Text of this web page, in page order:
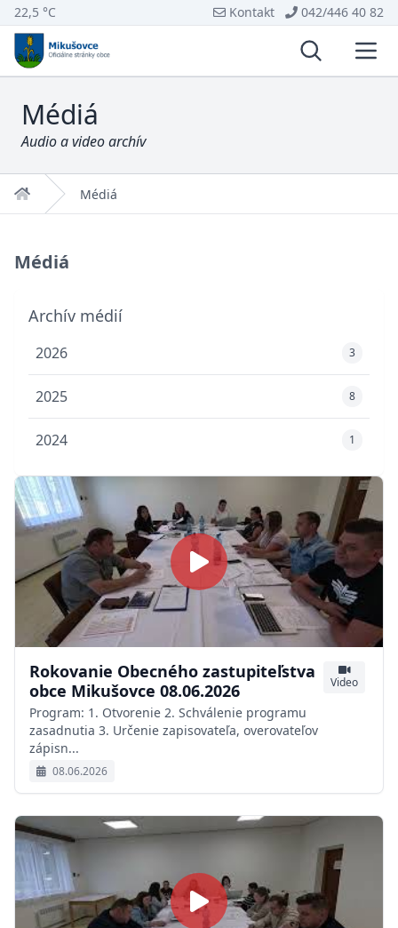
22,5 °C Kontakt 042/446 40 82
Vyhľadávanie
Médiá
Audio a video archív
Domov Médiá
Médiá
Rokovanie Obecného zastupiteľstva
obce Mikušovce 08.06.2026
Video
Program: 1. Otvorenie 2. Schválenie programu
zasadnutia 3. Určenie zapisovateľa, overovateľov
zápisn...
08.06.2026
Archív médií
2026 3
2025 8
2024 1